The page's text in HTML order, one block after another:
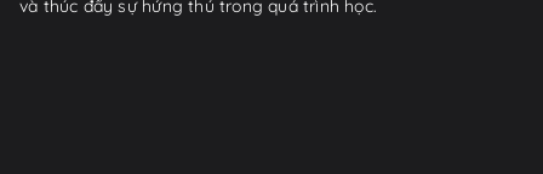
và thúc đẩy sự hứng thú trong quá trình học.